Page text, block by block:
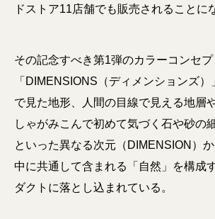
ドストア11店舗でも販売されることに
その記念すべき第1弾のカラーコンセプ
「DIMENSIONS（ディメンションズ
で見た地形、人間の目線で見える地層
しゃがみこんで初めて気づく石や砂の
といった異なる次元（DIMENSION）
中に共通して含まれる「自然」を構成
ダクトに落とし込まれている。